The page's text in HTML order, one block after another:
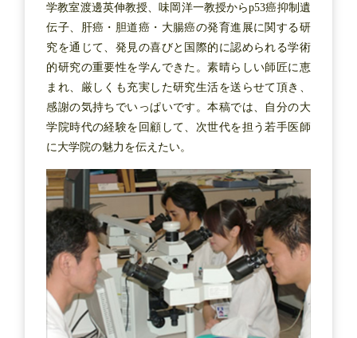
学教室渡邊英伸教授、味岡洋一教授からp53癌抑制遺
伝子、肝癌・胆道癌・大腸癌の発育進展に関する研
究を通じて、発見の喜びと国際的に認められる学術
的研究の重要性を学んできた。素晴らしい師匠に恵
まれ、厳しくも充実した研究生活を送らせて頂き、
感謝の気持ちでいっぱいです。本稿では、自分の大
学院時代の経験を回顧して、次世代を担う若手医師
に大学院の魅力を伝えたい。